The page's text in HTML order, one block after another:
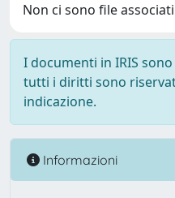
Non ci sono file
I documenti in IRIS
tutti i diritti sono
indicazione.
Informazioni